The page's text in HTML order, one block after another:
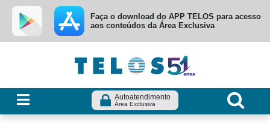
Ir para menu principal
Ir para conteúdo
Ir para busca
Faça o download do APP TELOS para acesso
aos conteúdos da Área Exclusiva
Autoatendimento
Área Exclusiva